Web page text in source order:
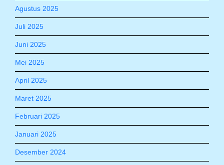
Agustus 2025
Juli 2025
Juni 2025
Mei 2025
April 2025
Maret 2025
Februari 2025
Januari 2025
Desember 2024